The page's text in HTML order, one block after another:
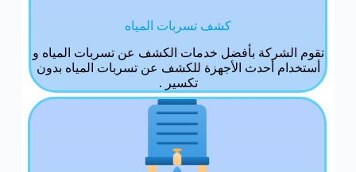
كشف تسربات المياه
تقوم الشركة بأفضل خدمات الكشف عن تسربات المياه و
أستخدام أحدث الأجهزة للكشف عن تسربات المياه بدون
تكسير .